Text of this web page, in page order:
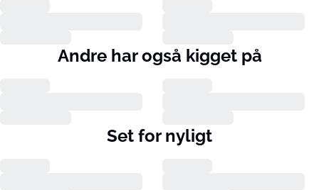
Andre har også kigget på
Set for nyligt